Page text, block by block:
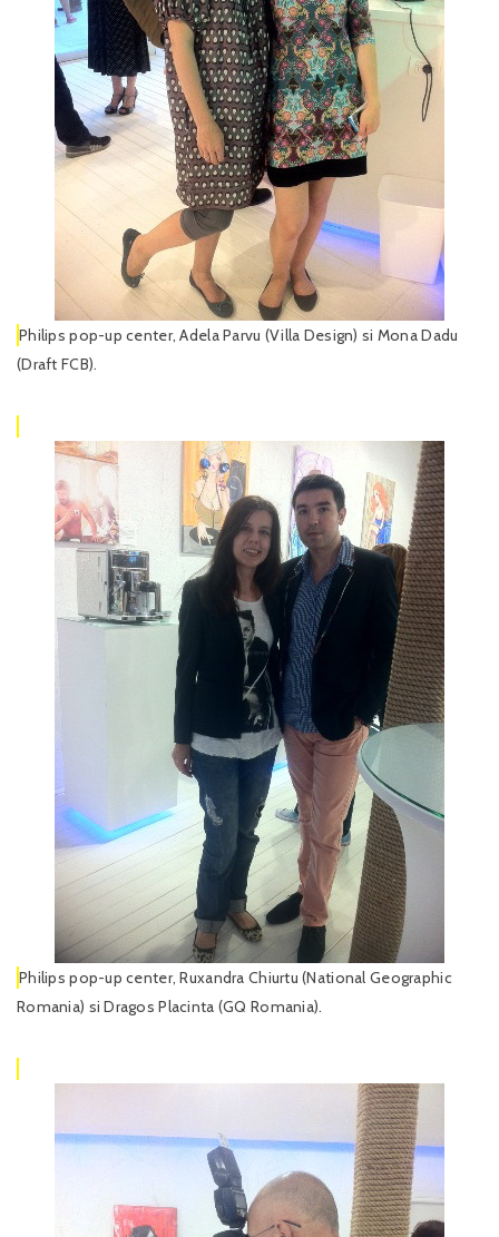
Philips pop-up center, Adela Parvu (Villa Design) si Mona Dadu
(Draft FCB).
Philips pop-up center, Ruxandra Chiurtu (National Geographic
Romania) si Dragos Placinta (GQ Romania).